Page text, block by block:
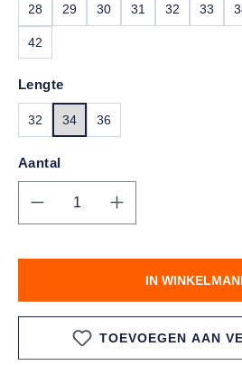
28 29 30 31 32 33
42
Lengte
32 34 36
Aantal
Producthoeveelheid:
IN
TOEVOEGEN AAN